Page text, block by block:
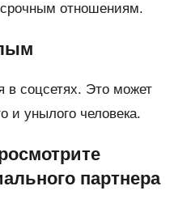
отношениям.
в соцсетях. Это может
и унылого человека.
партнера